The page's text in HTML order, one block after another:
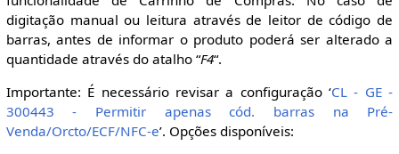
digitação manual ou leitura através de leitor de código de
barras, antes de informar o produto poderá ser alterado a
quantidade através do atalho “F4“.
Importante: É necessário revisar a configuração ‘CL - GE -
300443 - Permitir apenas cód. barras na Pré-
Venda/Orcto/ECF/NFC-e’. Opções disponíveis: